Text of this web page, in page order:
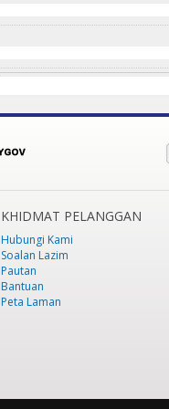
KHIDMAT PELANGGAN
Hubungi Kami
Soalan Lazim
Pautan
Bantuan
Peta Laman